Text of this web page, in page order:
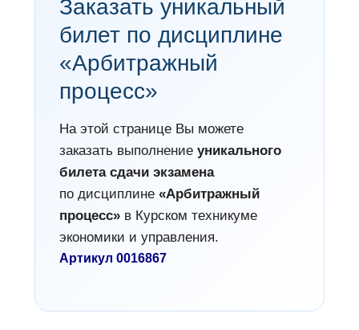
Заказать уникальный
билет по дисциплине
«Арбитражный
процесс»
На этой странице Вы можете
заказать выполнение уникального
билета сдачи экзамена
по дисциплине «Арбитражный
процесс»в Курском техникуме
экономики и управления.
Артикул 0016867